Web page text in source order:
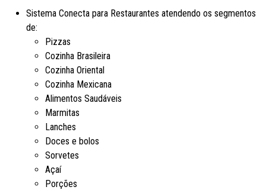
Sistema Conecta para Restaurantes atendendo os segmentos
de:
Pizzas
Cozinha Brasileira
Cozinha Oriental
Cozinha Mexicana
Alimentos Saudáveis
Marmitas
Lanches
Doces e bolos
Sorvetes
Açaí
Porções